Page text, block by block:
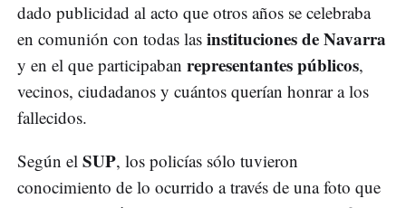
dado publicidad al acto que otros años se celebraba
en comunión con todas las instituciones de Navarra
y en el que participaban representantes públicos,
vecinos, ciudadanos y cuántos querían honrar a los
fallecidos.
Según el SUP, los policías sólo tuvieron
conocimiento de lo ocurrido a través de una foto que